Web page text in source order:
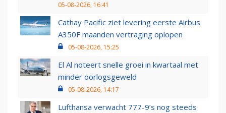
05-08-2026, 16:41
Cathay Pacific ziet levering eerste Airbus
A350F maanden vertraging oplopen
05-08-2026, 15:25
El Al noteert snelle groei in kwartaal met
minder oorlogsgeweld
05-08-2026, 14:17
Lufthansa verwacht 777-9’s nog steeds